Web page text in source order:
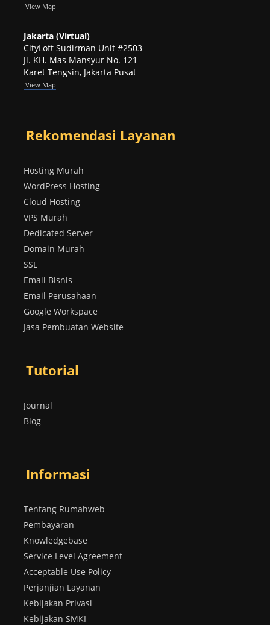
View Map
Jakarta (Virtual)
CityLoft Sudirman Unit #2503
Jl. KH. Mas Mansyur No. 121
Karet Tengsin, Jakarta Pusat
View Map
Rekomendasi Layanan
Hosting Murah
WordPress Hosting
Cloud Hosting
VPS Murah
Dedicated Server
Domain Murah
SSL
Email Bisnis
Email Perusahaan
Google Workspace
Jasa Pembuatan Website
Tutorial
Journal
Blog
Informasi
Tentang Rumahweb
Pembayaran
Knowledgebase
Service Level Agreement
Acceptable Use Policy
Perjanjian Layanan
Kebijakan Privasi
Kebijakan SMKI